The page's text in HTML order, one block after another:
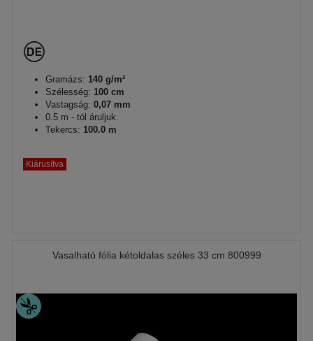
Gramázs: 140 g/m²
Szélesség: 100 cm
Vastagság: 0,07 mm
0.5 m - tól áruljuk.
Tekercs: 100.0 m
Kiárusítva
Vasalható fólia kétoldalas széles 33 cm 800999